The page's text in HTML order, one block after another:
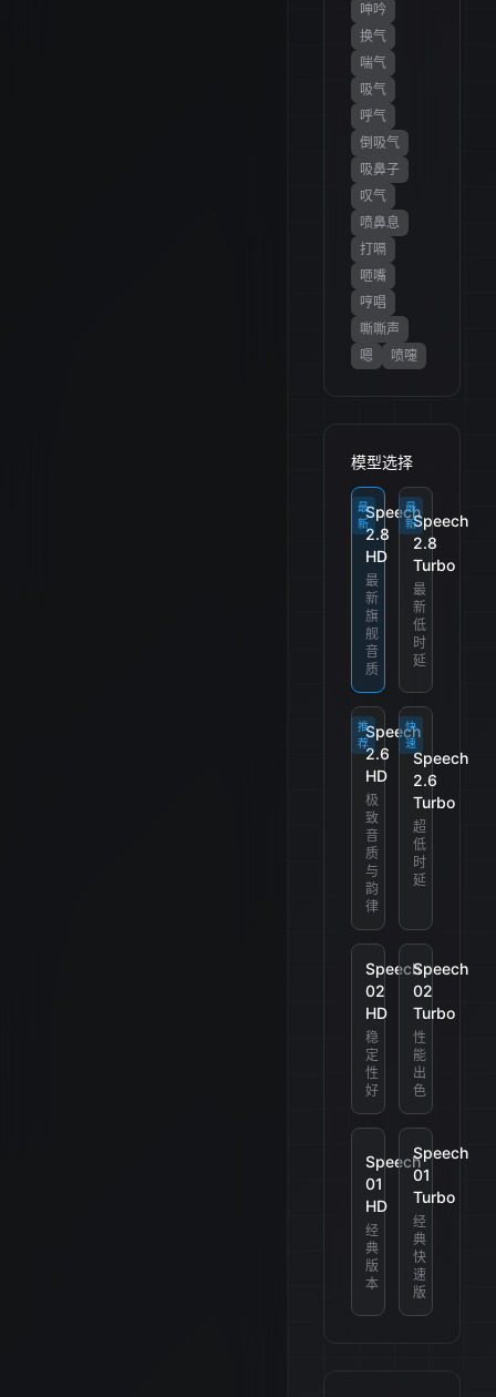
呻吟
换气
喘气
吸气
呼气
倒吸气
吸鼻子
叹气
喷鼻息
打嗝
咂嘴
哼唱
嘶嘶声
嗯
喷嚏
模型选择
最
新
Speech
2.8
HD
最
新
旗
舰
音
质
最
新Speech
2.8
Turbo
最
新
低
时
延
推
荐
Speech
2.6
HD
极
致
音
质
与
韵
律
快
速
Speech
2.6
Turbo
超
低
时
延
Speech
02
HD
稳
定
性
好
Speech
02
Turbo
性
能
出
色
Speech
01
HD
经
典
版
本
Speech
01
Turbo
经
典
快
速
版